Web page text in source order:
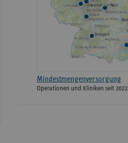
Mindestmengenversorgung
Operationen und Kliniken seit 2022